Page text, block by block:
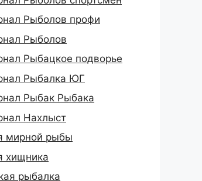
Рыболов профи
Рыболов
Рыбацкое подворье
Рыбалка ЮГ
Рыбак Рыбака
Нахлыст
мирной рыбы
хищника
рыбалка